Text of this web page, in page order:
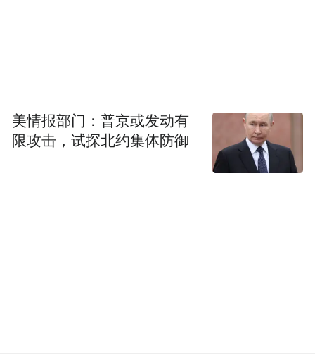
美情报部门：普京或发动有
限攻击，试探北约集体防御